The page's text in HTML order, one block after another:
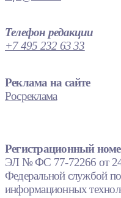
Телефон редакции
+7 495 232 63 33
Реклама на сайте
Росреклама
Регистрационный
ЭЛ № ФС 77-72266 от
Федеральной службой
информационных